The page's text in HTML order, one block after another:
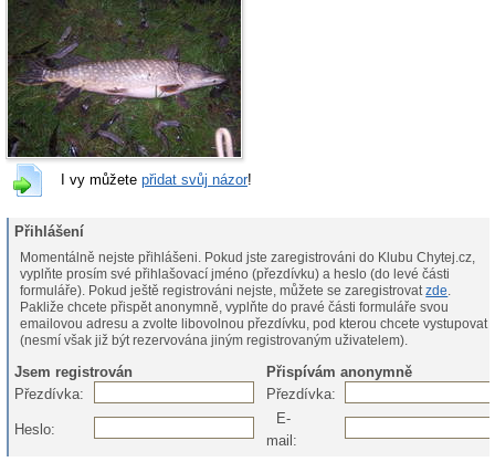
I vy můžete přidat svůj názor!
Přihlášení
Momentálně nejste přihlášeni. Pokud jste zaregistrováni do Klubu Chytej.cz,
vyplňte prosím své přihlašovací jméno (přezdívku) a heslo (do levé části
formuláře). Pokud ještě registrováni nejste, můžete se zaregistrovatzde
Pakliže chcete přispět anonymně, vyplňte do pravé části formuláře svou
emailovou adresu a zvolte libovolnou přezdívku, pod kterou chcete vystupovat
(nesmí však již být rezervována jiným registrovaným uživatelem).
Jsem registrován
Přispívám anonymně
Přezdívka:
Přezdívka:
Heslo:
E-
mail: